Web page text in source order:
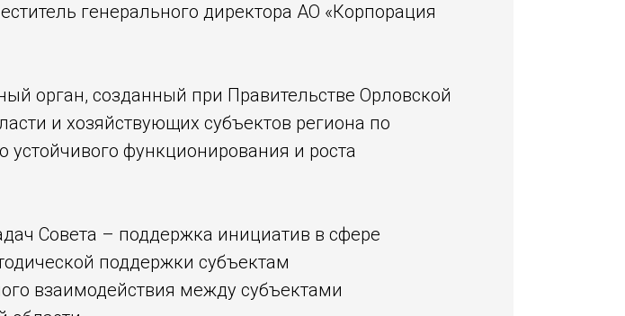
генерального директора АО «Корпорация
орган, созданный при Правительстве Орловской
и хозяйствующих субъектов региона по
функционирования и роста
Совета – поддержка инициатив в сфере
поддержки субъектам
взаимодействия между субъектами